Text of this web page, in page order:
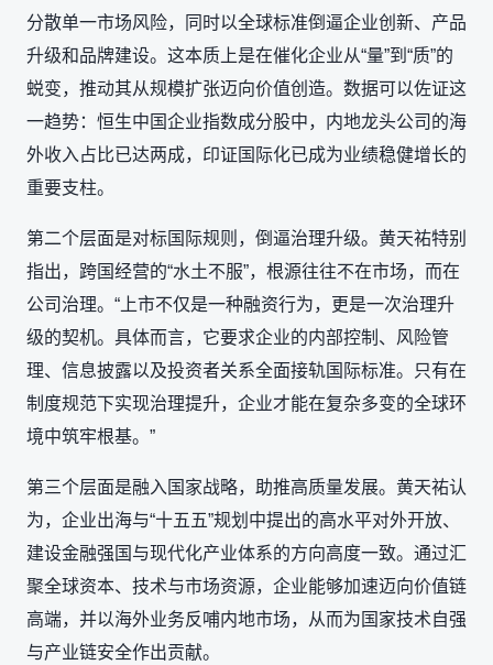
分散单一市场风险，同时以全球标准倒逼企业创新、产品
升级和品牌建设。这本质上是在催化企业从“量”到“质”的
蜕变，推动其从规模扩张迈向价值创造。数据可以佐证这
一趋势：恒生中国企业指数成分股中，内地龙头公司的海
外收入占比已达两成，印证国际化已成为业绩稳健增长的
重要支柱。
第二个层面是对标国际规则，倒逼治理升级。黄天祐特别
指出，跨国经营的“水土不服”，根源往往不在市场，而在
公司治理。“上市不仅是一种融资行为，更是一次治理升
级的契机。具体而言，它要求企业的内部控制、风险管
理、信息披露以及投资者关系全面接轨国际标准。只有在
制度规范下实现治理提升，企业才能在复杂多变的全球环
境中筑牢根基。”
第三个层面是融入国家战略，助推高质量发展。黄天祐认
为，企业出海与“十五五”规划中提出的高水平对外开放、
建设金融强国与现代化产业体系的方向高度一致。通过汇
聚全球资本、技术与市场资源，企业能够加速迈向价值链
高端，并以海外业务反哺内地市场，从而为国家技术自强
与产业链安全作出贡献。